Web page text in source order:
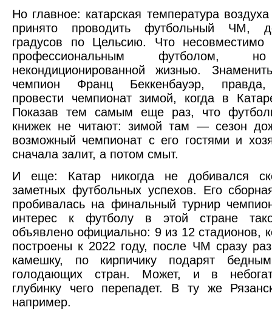
Но главное: катарская температура
принято проводить футбольный ЧМ,
градусов по Цельсию. Что
профессиональным
некондиционированной жизнью.
чемпион Франц Беккенбауэр,
провести чемпионат зимой, когда в
Показав тем самым еще раз, что
книжек не читают: зимой там — сезон
возможный чемпионат с его гостями и
сначала залит, а потом смыт.
И еще: Катар никогда не добивался
заметных футбольных успехов. Его
пробивалась на финальный турнир
интерес к футболу в этой стране
объявлено официально: 9 из 12 стадионов,
построены к 2022 году, после ЧМ сразу
камешку, по кирпичику подарят
голодающих стран. Может, и в
глубинку чего перепадет. В ту же
например.